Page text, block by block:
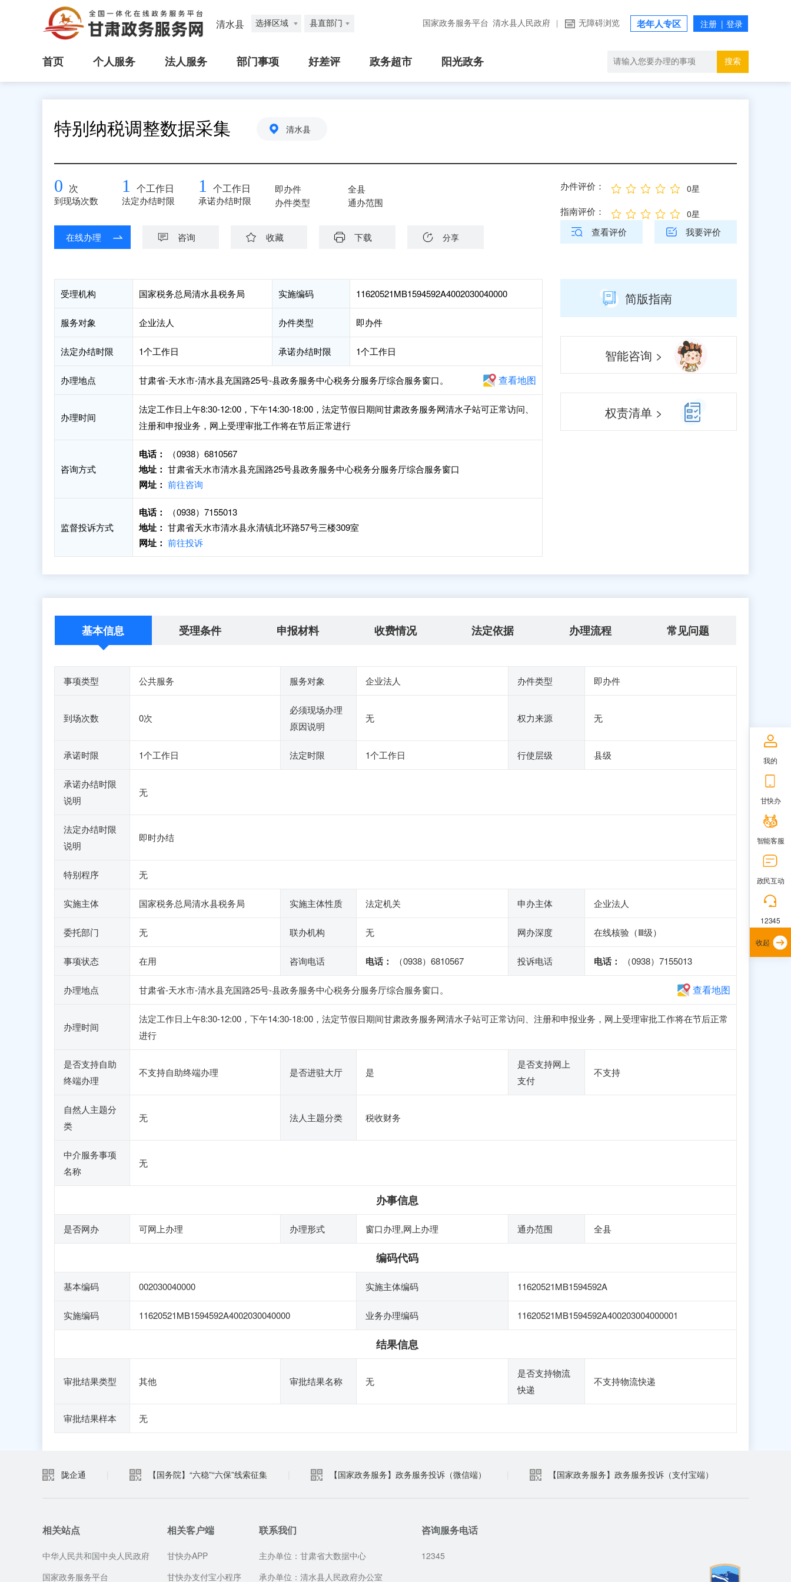
清水县 选择区域 县直部门 国家政务服务平台 清水县人民政府 无障碍浏览 老年人专区
首页 个人服务 法人服务 部门事项 好差评 政务超市 阳光政务 搜索
特别纳税调整数据采集 清水县
0 次
到现场次数
1 个工作日
法定办结时限
1 个工作日
承诺办结时限
即办件
办件类型
全县
通办范围
在线办理 咨询 收藏 下载 分享
办件评价： 0星
指南评价： 0星
查看评价 我要评价
受理机构 国家税务总局清水县税务局 实施编码 11620521MB1594592A4002030040000
服务对象 企业法人 办件类型 即办件
法定办结时限 1个工作日 承诺办结时限 1个工作日
办理地点 甘肃省-天水市-清水县充国路25号-县政务服务中心税务分服务厅综合服务窗口。 查看地图
办理时间
法定工作日上午8:30-12:00，下午14:30-18:00，法定节假日期间甘肃政务服务网清水子站可正常访问、
注册和申报业务，网上受理审批工作将在节后正常进行
咨询方式
电话： （0938）6810567
地址： 甘肃省天水市清水县充国路25号县政务服务中心税务分服务厅综合服务窗口
网址： 前往咨询
监督投诉方式
电话： （0938）7155013
地址： 甘肃省天水市清水县永清镇北环路57号三楼309室
网址： 前往投诉
简版指南
智能咨询 >
权责清单 >
基本信息 受理条件 申报材料 收费情况 法定依据 办理流程 常见问题
事项类型 公共服务 服务对象 企业法人 办件类型 即办件
到场次数 0次
必须现场办理
原因说明
无 权力来源 无
承诺时限 1个工作日 法定时限 1个工作日 行使层级 县级
承诺办结时限
说明
无
法定办结时限
说明
即时办结
特别程序 无
实施主体 国家税务总局清水县税务局 实施主体性质 法定机关 申办主体 企业法人
委托部门 无 联办机构 无 网办深度 在线核验（Ⅲ级）
事项状态 在用 咨询电话 电话： （0938）6810567 投诉电话 电话： （0938）7155013
办理地点 甘肃省-天水市-清水县充国路25号-县政务服务中心税务分服务厅综合服务窗口。 查看地图
办理时间
法定工作日上午8:30-12:00，下午14:30-18:00，法定节假日期间甘肃政务服务网清水子站可正常访问、注册和申报业务，网上受理审批工作将在节后正常
进行
是否支持自助
终端办理
不支持自助终端办理 是否进驻大厅 是
是否支持网上
支付
不支持
自然人主题分
类
无 法人主题分类 税收财务
中介服务事项
名称
无
办事信息
是否网办 可网上办理 办理形式 窗口办理,网上办理 通办范围 全县
编码代码
基本编码 002030040000 实施主体编码 11620521MB1594592A
实施编码 11620521MB1594592A4002030040000 业务办理编码 11620521MB1594592A400203004000001
结果信息
审批结果类型 其他 审批结果名称 无
是否支持物流
快递
不支持物流快递
审批结果样本 无
陇企通 【国务院】“六稳”“六保”线索征集 【国家政务服务】政务服务投诉（微信端） 【国家政务服务】政务服务投诉（支付宝端）
相关站点
中华人民共和国中央人民政府
国家政务服务平台
相关客户端
甘快办APP
甘快办支付宝小程序
联系我们
主办单位：甘肃省大数据中心
承办单位：清水县人民政府办公室
咨询服务电话
12345
我的
甘快办
智能客服
政民互动
12345
收起